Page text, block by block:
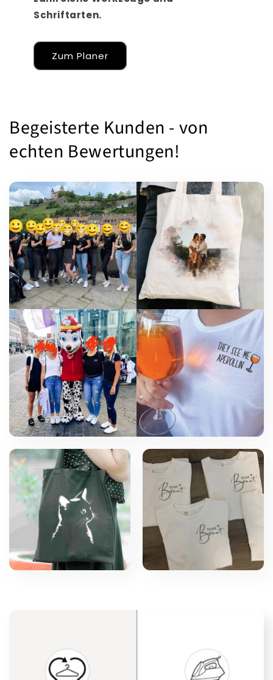
Schriftarten.
Zum Planer
Begeisterte Kunden - von
echten Bewertungen!